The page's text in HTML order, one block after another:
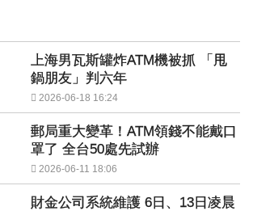
上海男瓦斯罐炸ATM機被抓 「甩
鍋朋友」判六年
2026-06-18 16:24
郵局重大變革！ATM領錢不能戴口
罩了 全台50處先試辦
2026-06-11 18:06
財金公司系統維護 6日、13日凌晨